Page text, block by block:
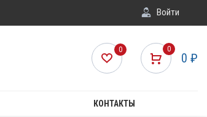
Войти
0
0 ₽
0
КОНТАКТЫ